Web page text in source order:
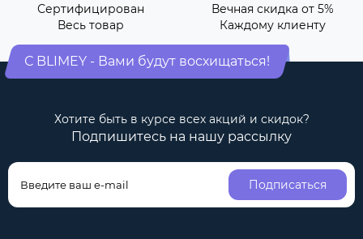
Сертифицирован
Весь товар
Вечная скидка от 5%
Каждому клиенту
С BLIMEY - Вами будут восхищаться!
Хотите быть в курсе всех акций и скидок?
Подпишитесь на нашу рассылку
Подписаться